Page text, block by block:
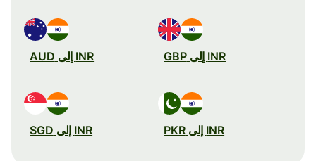
INR إلى GBP INR إلى AUD
INR إلى PKR INR إلى SGD